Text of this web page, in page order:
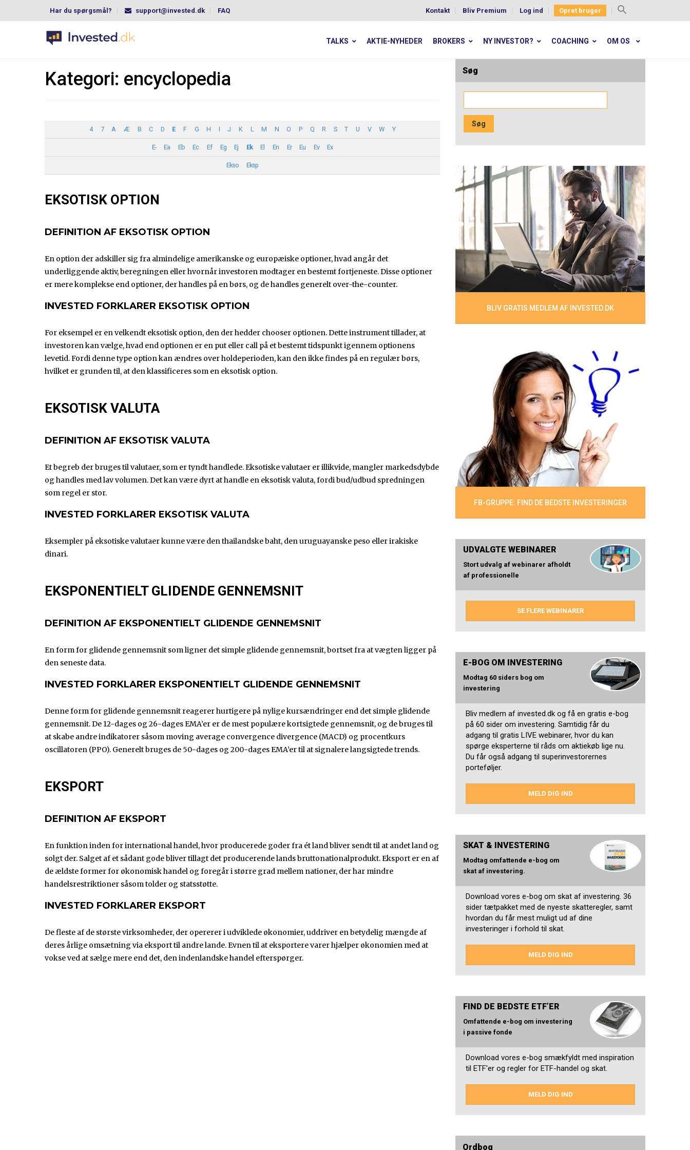
Har du spørgsmål? support@invested.dk FAQ Kontakt Bliv Premium Log ind Opret bruger
TALKS AKTIE-NYHEDER BROKERS NY INVESTOR? COACHING OM OS
Kategori: encyclopedia
4 7 A Æ B C D E F G H I J K L M N O P Q R S T U V W Y
E- Ea Eb Ec Ef Eg Ej Ek El En Er Eu Ev Ex
Ekso Eksp
EKSOTISK OPTION
DEFINITION AF EKSOTISK OPTION
En option der adskiller sig fra almindelige amerikanske og europæiske optioner, hvad angår det
underliggende aktiv, beregningen eller hvornår investoren modtager en bestemt fortjeneste. Disse optioner
er mere komplekse end optioner, der handles på en børs, og de handles generelt over-the-counter.
INVESTED FORKLARER EKSOTISK OPTION
For eksempel er en velkendt eksotisk option, den der hedder chooser optionen. Dette instrument tillader, at
investoren kan vælge, hvad end optionen er en put eller call på et bestemt tidspunkt igennem optionens
levetid. Fordi denne type option kan ændres over holdeperioden, kan den ikke findes på en regulær børs,
hvilket er grunden til, at den klassificeres som en eksotisk option.
EKSOTISK VALUTA
DEFINITION AF EKSOTISK VALUTA
Et begreb der bruges til valutaer, som er tyndt handlede. Eksotiske valutaer er illikvide, mangler markedsdybde
og handles med lav volumen. Det kan være dyrt at handle en eksotisk valuta, fordi bud/udbud spredningen
som regel er stor.
INVESTED FORKLARER EKSOTISK VALUTA
Eksempler på eksotiske valutaer kunne være den thailandske baht, den uruguayanske peso eller irakiske
dinari.
EKSPONENTIELT GLIDENDE GENNEMSNIT
DEFINITION AF EKSPONENTIELT GLIDENDE GENNEMSNIT
En form for glidende gennemsnit som ligner det simple glidende gennemsnit, bortset fra at vægten ligger på
den seneste data.
INVESTED FORKLARER EKSPONENTIELT GLIDENDE GENNEMSNIT
Denne form for glidende gennemsnit reagerer hurtigere på nylige kursændringer end det simple glidende
gennemsnit. De 12-dages og 26-dages EMA’er er de mest populære kortsigtede gennemsnit, og de bruges til
at skabe andre indikatorer såsom moving average convergence divergence (MACD) og procentkurs
oscillatoren (PPO). Generelt bruges de 50-dages og 200-dages EMA’er til at signalere langsigtede trends.
EKSPORT
DEFINITION AF EKSPORT
En funktion inden for international handel, hvor producerede goder fra ét land bliver sendt til at andet land og
solgt der. Salget af et sådant gode bliver tillagt det producerende lands bruttonationalprodukt. Eksport er en af
de ældste former for økonomisk handel og foregår i større grad mellem nationer, der har mindre
handelsrestriktioner såsom tolder og statsstøtte.
INVESTED FORKLARER EKSPORT
De fleste af de største virksomheder, der opererer i udviklede økonomier, uddriver en betydelig mængde af
deres årlige omsætning via eksport til andre lande. Evnen til at eksportere varer hjælper økonomien med at
vokse ved at sælge mere end det, den indenlandske handel efterspørger.
Søg
BLIV GRATIS MEDLEM AF INVESTED.DK
FB-GRUPPE: FIND DE BEDSTE INVESTERINGER
UDVALGTE WEBINARER
Stort udvalg af webinarer afholdt
af professionelle
SE FLERE WEBINARER
E-BOG OM INVESTERING
Modtag 60 siders bog om
investering
Bliv medlem af invested.dk og få en gratis e-bog
på 60 sider om investering. Samtidig får du
adgang til gratis LIVE webinarer, hvor du kan
spørge eksperterne til råds om aktiekøb lige nu.
Du får også adgang til superinvestorernes
porteføljer.
MELD DIG IND
SKAT & INVESTERING
Modtag omfattende e-bog om
skat af investering.
Download vores e-bog om skat af investering. 36
sider tætpakket med de nyeste skatteregler, samt
hvordan du får mest muligt ud af dine
investeringer i forhold til skat.
MELD DIG IND
FIND DE BEDSTE ETF’ER
Omfattende e-bog om investering
i passive fonde
Download vores e-bog smækfyldt med inspiration
til ETF'er og regler for ETF-handel og skat.
MELD DIG IND
Ordbog